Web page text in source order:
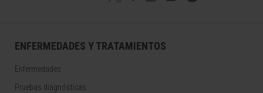
ENFERMEDADES Y TRATAMIENTOS
Enfermedades
Pruebas diagnósticas